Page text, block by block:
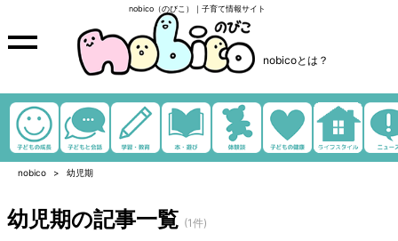
nobico（のびこ）｜子育て情報サイト
nobicoとは？
nobico 幼児期
幼児期の記事一覧 (1件)